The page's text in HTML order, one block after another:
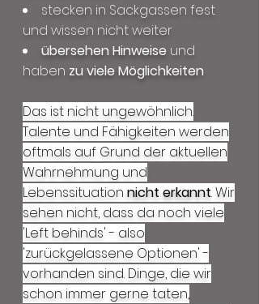
stecken in Sackgassen fest
und wissen nicht weiter
übersehen Hinweise und
haben zu viele Möglichkeiten
Das ist nicht ungewöhnlich.
Talente und Fähigkeiten werden
oftmals auf Grund der aktuellen
Wahrnehmung und
Lebenssituation nicht erkannt. Wir
sehen nicht, dass da noch viele
'Left behinds' - also
'zurückgelassene Optionen' -
vorhanden sind. Dinge, die wir
schon immer gerne taten,